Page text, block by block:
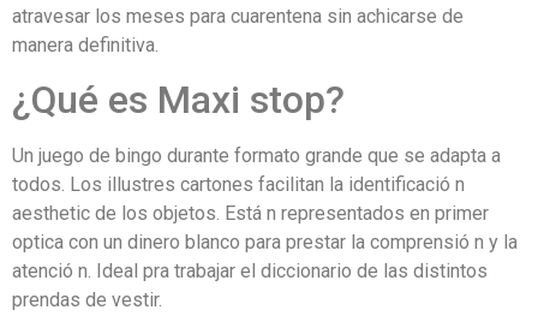
atravesar los meses para cuarentena sin achicarse de
manera definitiva.
¿Qué es Maxi stop?
Un juego de bingo durante formato grande que se adapta a
todos. Los illustres cartones facilitan la identificació n
aesthetic de los objetos. Está n representados en primer
optica con un dinero blanco para prestar la comprensió n y la
atenció n. Ideal pra trabajar el diccionario de las distintos
prendas de vestir.